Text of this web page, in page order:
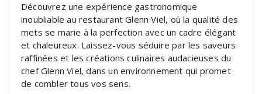
Découvrez une expérience gastronomique
inoubliable au restaurant Glenn Viel, où la qualité des
mets se marie à la perfection avec un cadre élégant
et chaleureux. Laissez-vous séduire par les saveurs
raffinées et les créations culinaires audacieuses du
chef Glenn Viel, dans un environnement qui promet
de combler tous vos sens.